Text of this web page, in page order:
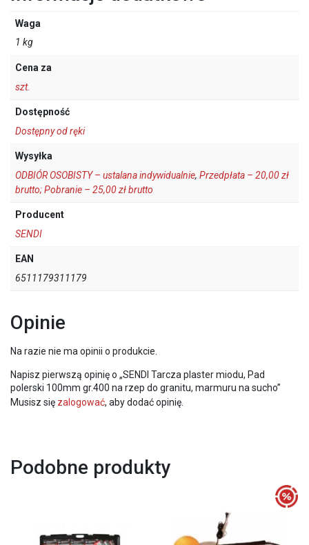
Waga
1 kg
Cena za
szt.
Dostępność
Dostępny od ręki
Wysyłka
ODBIÓR OSOBISTY – ustalana indywidualnie, Przedpłata – 20,00 zł
brutto; Pobranie – 25,00 zł brutto
Producent
SENDI
EAN
6511179311179
Opinie
Na razie nie ma opinii o produkcie.
Napisz pierwszą opinię o „SENDI Tarcza plaster miodu, Pad
polerski 100mm gr.400 na rzep do granitu, marmuru na sucho”
Musisz się zalogować, aby dodać opinię.
Podobne produkty